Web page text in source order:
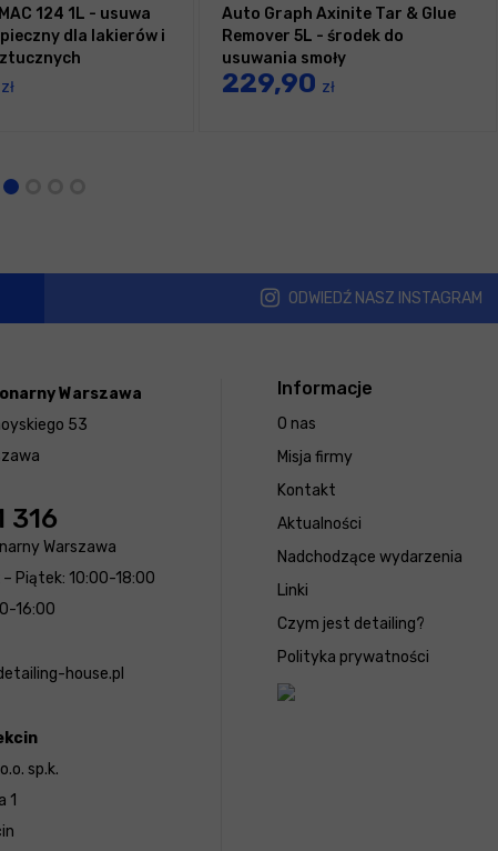
124 1L - usuwa
dla lakierów i
zł
Auto Graph Axinite Tar & Glue
Remover 5L - środek do
usuwania smoły
229,90 zł
ODWIEDŹ NASZ INSTAGRAM
Informacje
O nas
Misja firmy
Kontakt
Aktualności
Nadchodzące wydarzenia
Linki
Czym jest detailing?
Polityka prywatności
Warszawa
53
316
Warszawa
– Piątek: 10:00-18:00
16:00
house.pl
sp.k.
1